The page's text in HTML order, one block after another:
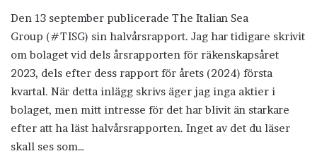
Den 13 september publicerade The Italian Sea
Group (#TISG) sin halvårsrapport. Jag har tidigare skrivit
om bolaget vid dels årsrapporten för räkenskapsåret
2023, dels efter dess rapport för årets (2024) första
kvartal. När detta inlägg skrivs äger jag inga aktier i
bolaget, men mitt intresse för det har blivit än starkare
efter att ha läst halvårsrapporten. Inget av det du läser
skall ses som…